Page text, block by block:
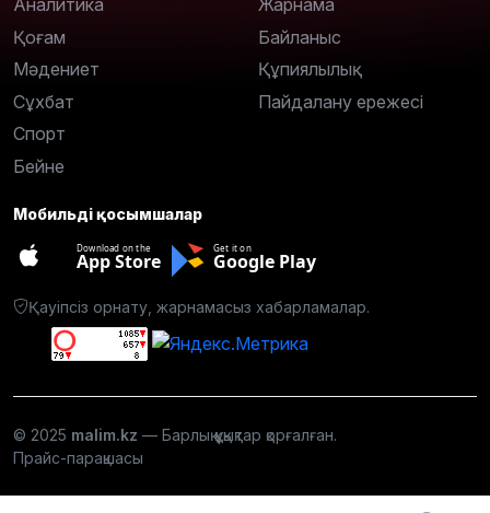
Аналитика
Қоғам
Мәдениет
Сұхбат
Спорт
Бейне
Жарнама
Байланыс
Құпиялылық
Пайдалану ережесі
Мобильді қосымшалар
Download on the
App Store
Get it on
Google Play
Қауіпсіз орнату, жарнамасыз хабарламалар.
© 2025 malim.kz — Барлық құқықтар қорғалған.
Прайс-парақшасы